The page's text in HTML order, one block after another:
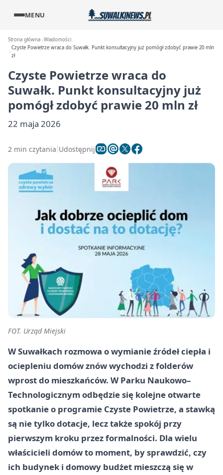
MENU
Strona główna Wiadomości
Czyste Powietrze wraca do Suwałk. Punkt konsultacyjny już pomógł zdobyć prawie 20 mln
zł
Czyste Powietrze wraca do
Suwałk. Punkt konsultacyjny już
pomógł zdobyć prawie 20 mln zł
22 maja 2026
2 min czytania Udostępnij
FOT. Urząd Miejski
W Suwałkach rozmowa o wymianie źródeł ciepła i
ociepleniu domów znów wychodzi z folderów
wprost do mieszkańców. W Parku Naukowo–
Technologicznym odbędzie się kolejne otwarte
spotkanie o programie Czyste Powietrze, a stawką
są nie tylko dotacje, lecz także spokój przy
pierwszym kroku przez formalności. Dla wielu
właścicieli domów to moment, by sprawdzić, czy
ich budynek i domowy budżet mieszczą się w